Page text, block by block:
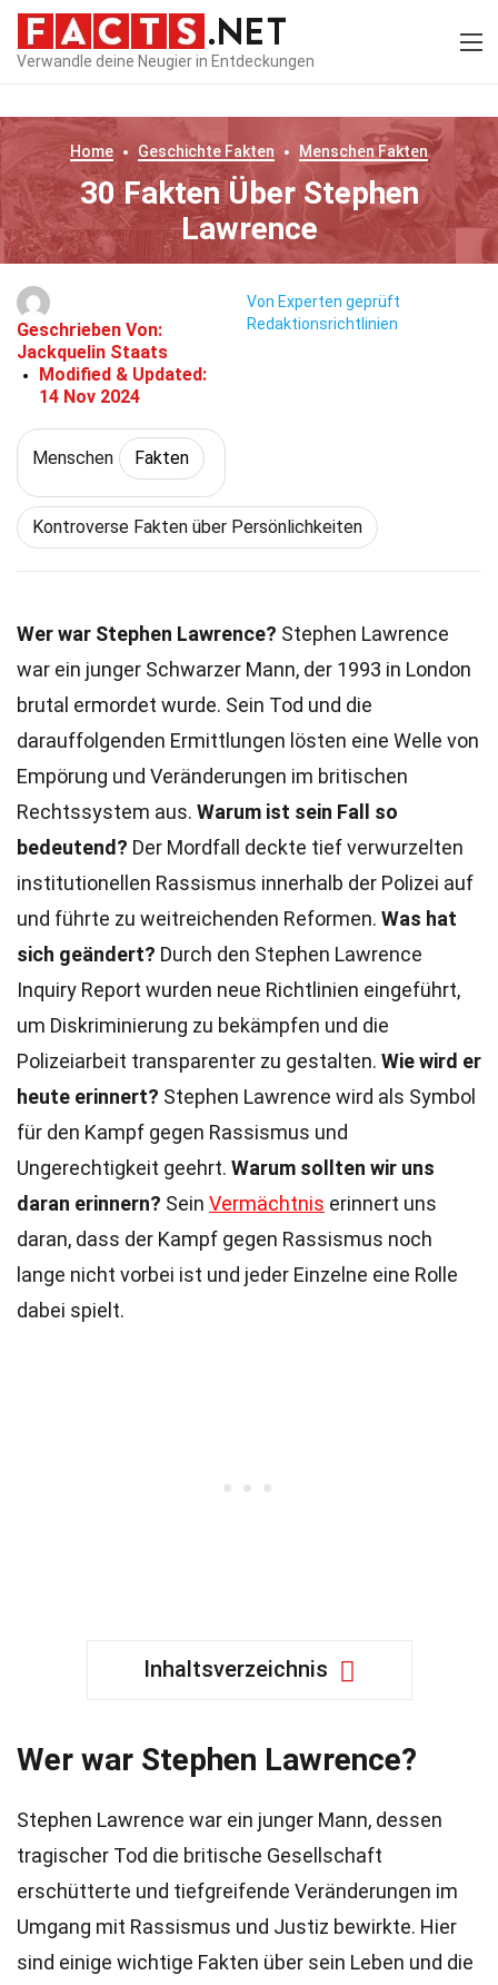
Verwandle deine Neugier in Entdeckungen
Home Geschichte Fakten MenschenFakten
30 Fakten Über Stephen
Lawrence
Geschrieben Von:
Jackquelin Staats
Modified & Updated:
14 Nov 2024
Von Experten geprüft
Redaktionsrichtlinien
Menschen Fakten
Kontroverse Fakten über Persönlichkeiten
Wer war Stephen Lawrence? Stephen Lawrence
war ein junger Schwarzer Mann, der 1993 in London
brutal ermordet wurde. Sein Tod und die
darauffolgenden Ermittlungen lösten eine Welle von
Empörung und Veränderungen im britischen
Rechtssystem aus. Warum ist sein Fall so
bedeutend? Der Mordfall deckte tief verwurzelten
institutionellen Rassismus innerhalb der Polizei auf
und führte zu weitreichenden Reformen. Was hat
sich geändert? Durch den Stephen Lawrence
Inquiry Report wurden neue Richtlinien eingeführt,
um Diskriminierung zu bekämpfen und die
Polizeiarbeit transparenter zu gestalten. Wie wird er
heute erinnert? Stephen Lawrence wird als Symbol
für den Kampf gegen Rassismus und
Ungerechtigkeit geehrt. Warum sollten wir uns
daran erinnern? Sein Vermächtnis erinnert uns
daran, dass der Kampf gegen Rassismus noch
lange nicht vorbei ist und jeder Einzelne eine Rolle
dabei spielt.
Inhaltsverzeichnis
Wer war Stephen Lawrence?
Stephen Lawrence war ein junger Mann, dessen
tragischer Tod die britische Gesellschaft
erschütterte und tiefgreifende Veränderungen im
Umgang mit Rassismus und Justiz bewirkte. Hier
sind einige wichtige Fakten über sein Leben und die